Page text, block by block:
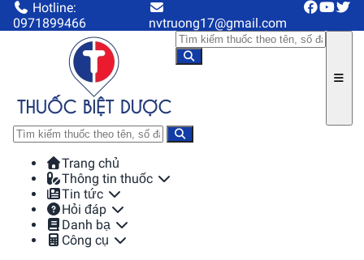
Hotline:
0971899466
nvtruong17@gmail.com
Trang chủ
Thông tin thuốc
Tin tức
Hỏi đáp
Danh bạ
Công cụ